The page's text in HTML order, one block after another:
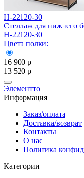
Н-22120-30
Стеллаж для нижнего
Н-22120-30
Цвета полки:
16 900 р
13 520 р
Элементто
Информация
Заказ/оплата
Доставка/возврат
Контакты
О нас
Политика
Категории